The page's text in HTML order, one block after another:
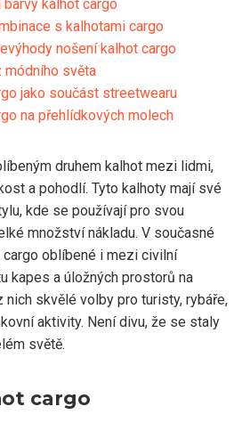
barvy kalhot cargo
s kalhotami cargo
nošení kalhot cargo
módního světa
jako součást streetwearu
na přehlídkových molech
druhem kalhot mezi lidmi,
a pohodlí. Tyto kalhoty mají své
kde se používají pro svou
množství nákladu. V současné
oblíbené i mezi civilní
kapes a úložných prostorů na
nich skvělé volby pro turisty, rybáře,
aktivity. Není divu, že se staly
světě.
cargo